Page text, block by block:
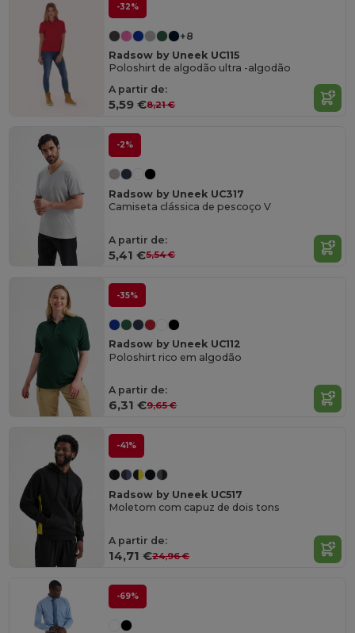
-32%
+8
Radsow by Uneek UC115
Poloshirt de algodão ultra -algodão
A partir de:
5,59 €8,21 €
-2%
Radsow by Uneek UC317
Camiseta clássica de pescoço V
A partir de:
5,41 €5,54 €
-35%
Radsow by Uneek UC112
Poloshirt rico em algodão
A partir de:
6,31 €9,65 €
-41%
Radsow by Uneek UC517
Moletom com capuz de dois tons
A partir de:
14,71 €24,96 €
-69%